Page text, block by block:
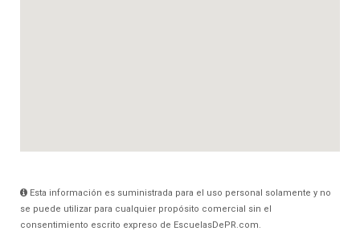
Esta información es suministrada para el uso personal solamente y no
se puede utilizar para cualquier propósito comercial sin el
consentimiento escrito expreso de EscuelasDePR.com.